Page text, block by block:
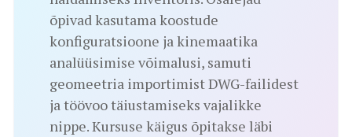
õpivad kasutama koostude
konfiguratsioone ja kinemaatika
analüüsimise võimalusi, samuti
geomeetria importimist DWG-failidest
ja töövoo täiustamiseks vajalikke
nippe. Kursuse käigus õpitakse läbi